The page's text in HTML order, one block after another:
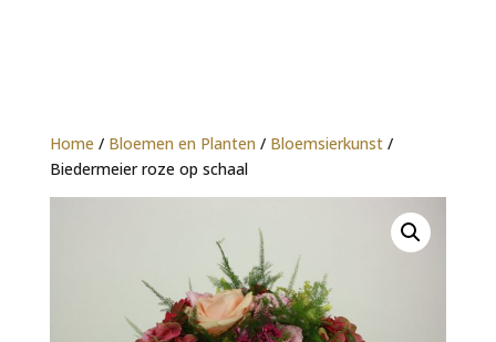
Home / Bloemen en Planten / Bloemsierkunst/
Biedermeier roze op schaal